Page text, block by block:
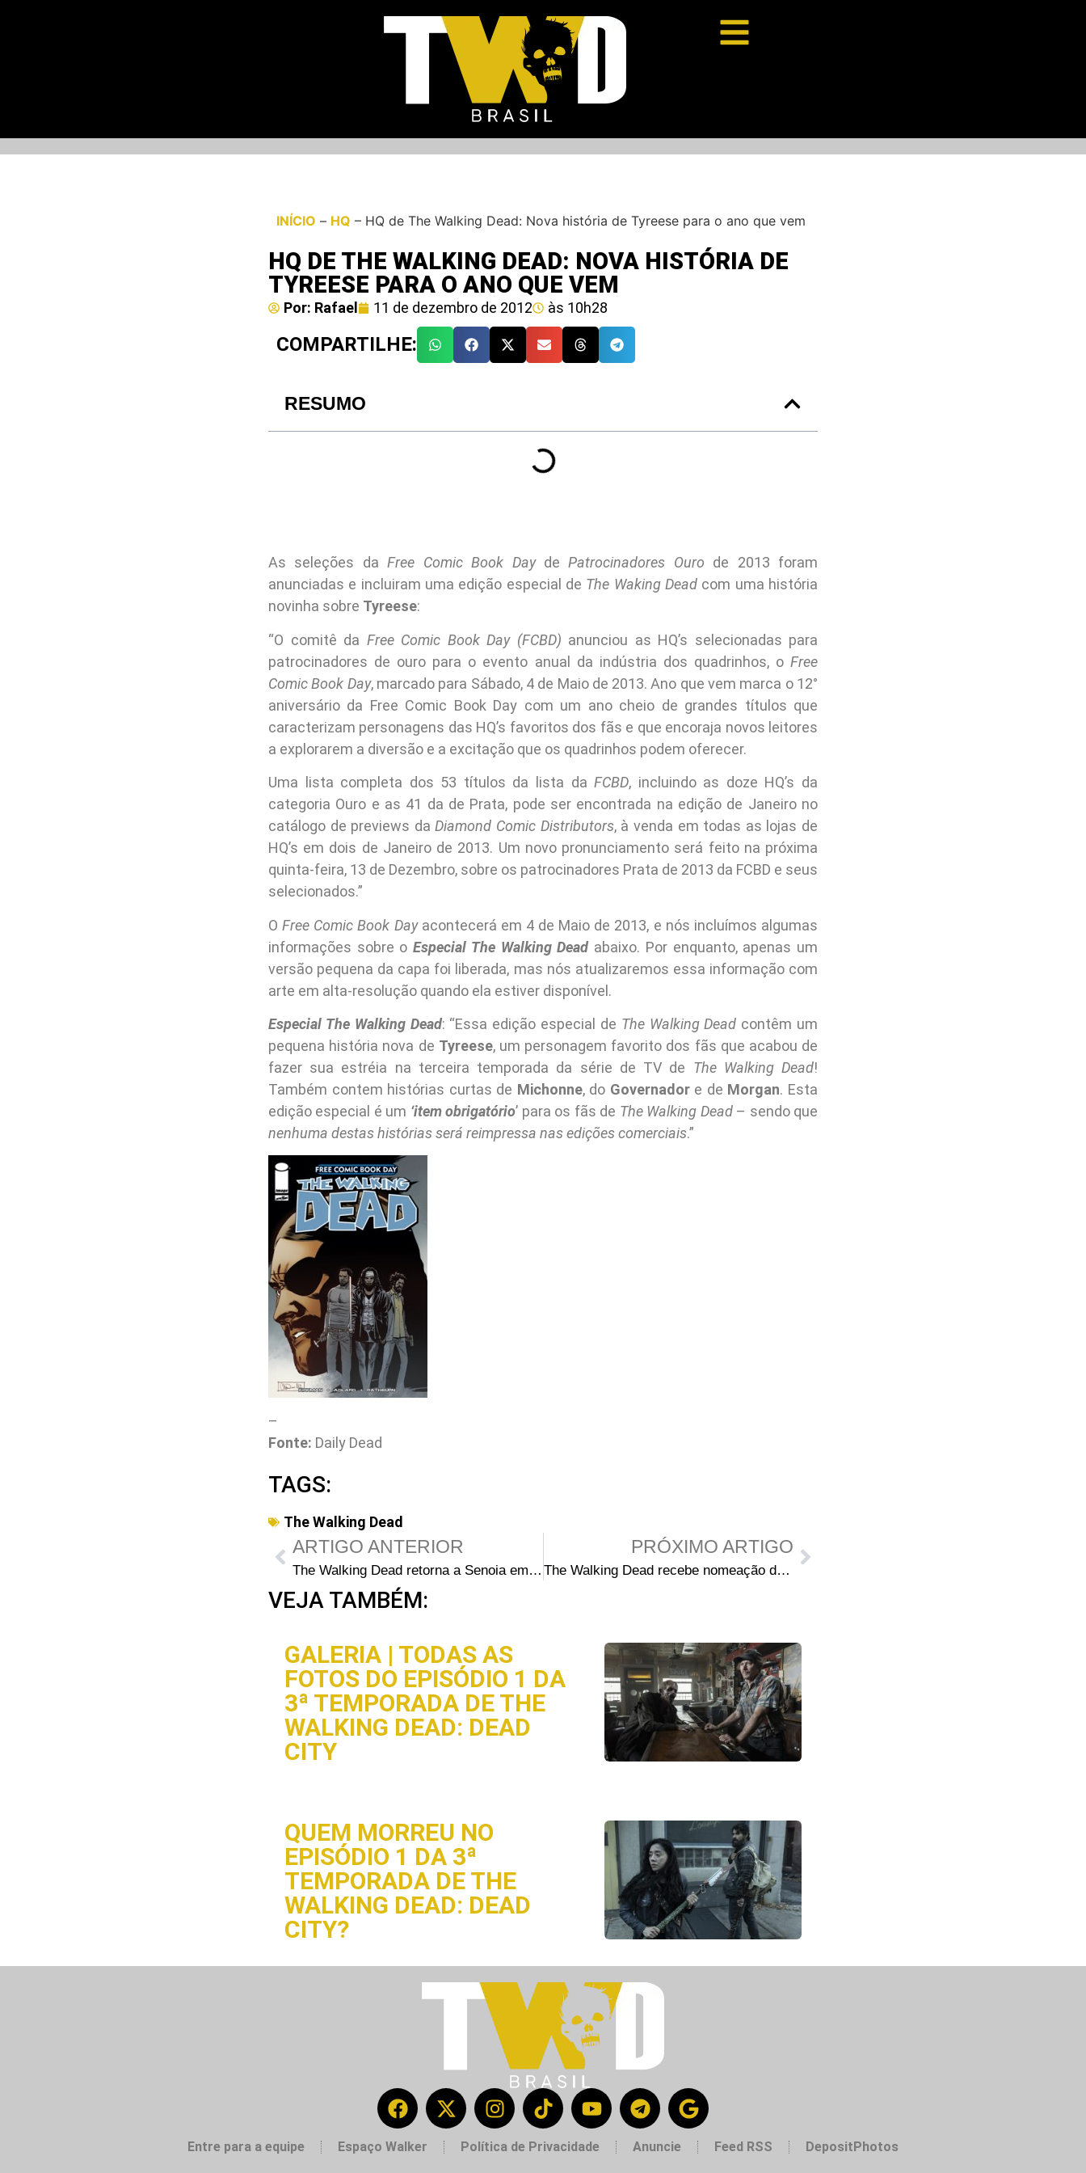
INÍCIO – HQ – HQ de The Walking Dead: Nova história de Tyreese para o ano que vem
HQ DE THE WALKING DEAD: NOVA HISTÓRIA DE
TYREESE PARA O ANO QUE VEM
Por: Rafael 11 de dezembro de 2012 às 10h28
COMPARTILHE:
RESUMO
As seleções daFree Comic Book DaydePatrocinadores Ouro de 2013 foram
anunciadas e incluiram uma edição especial de The Waking Dead com uma história
novinha sobre Tyreese:
“O comitê da Free Comic Book Day (FCBD) anunciou as HQ’s selecionadas para
patrocinadores de ouro para o evento anual da indústria dos quadrinhos, oFree
Comic Book Day, marcado para Sábado, 4 de Maio de 2013. Ano que vem marca o 12°
aniversário da Free Comic Book Day com um ano cheio de grandes títulos que
caracterizam personagens das HQ’s favoritos dos fãs e que encoraja novos leitores
a explorarem a diversão e a excitação que os quadrinhos podem oferecer.
Uma lista completa dos 53 títulos da lista daFCBD, incluindo as doze HQ’s da
categoria Ouro e as 41 da de Prata, pode ser encontrada na edição de Janeiro no
catálogo de previews daDiamond Comic Distributors, à venda em todas as lojas de
HQ’s em dois de Janeiro de 2013. Um novo pronunciamento será feito na próxima
quinta-feira, 13 de Dezembro, sobre os patrocinadores Prata de 2013 da FCBD e seus
selecionados.”
OFree Comic Book Dayacontecerá em 4 de Maio de 2013, e nós incluímos algumas
informações sobre o Especial The Walking Deadabaixo. Por enquanto, apenas um
versão pequena da capa foi liberada, mas nós atualizaremos essa informação com
arte em alta-resolução quando ela estiver disponível.
Especial The Walking Dead: “Essa edição especial de The Walking Dead contêm um
pequena história nova de Tyreese, um personagem favorito dos fãs que acabou de
fazer sua estréia na terceira temporada da série de TV de The Walking Dead!
Também contem histórias curtas de Michonne, do Governadore de Morgan. Esta
edição especial é um ‘item obrigatório’ para os fãs de The Walking Dead– sendo que
nenhuma destas histórias será reimpressa nas edições comerciais.”
–
Fonte: Daily Dead
TAGS:
The Walking Dead
ARTIGO ANTERIOR
The Walking Dead retorna a Senoia em 2013 para as gravações da quarta temporada
PRÓXIMO ARTIGO
The Walking Dead recebe nomeação da Satellite e da Special Achivement
VEJA TAMBÉM:
GALERIA | TODAS AS
FOTOS DO EPISÓDIO 1 DA
3ª TEMPORADA DE THE
WALKING DEAD: DEAD
CITY
QUEM MORREU NO
EPISÓDIO 1 DA 3ª
TEMPORADA DE THE
WALKING DEAD: DEAD
CITY?
Entre para a equipe Espaço Walker Política de Privacidade Anuncie Feed RSS DepositPhotos